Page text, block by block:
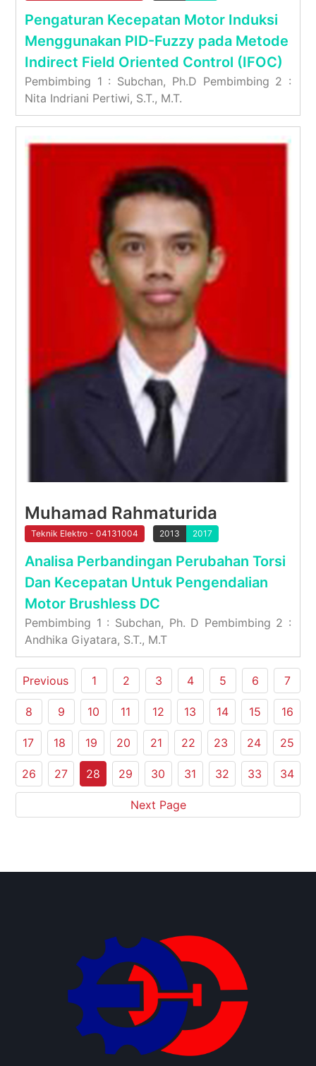
Pengaturan Kecepatan Motor Induksi
Menggunakan PID-Fuzzy pada Metode
Indirect Field Oriented Control (IFOC)
Pembimbing 1 : Subchan, Ph.D Pembimbing 2 :
Nita Indriani Pertiwi, S.T., M.T.
Muhamad Rahmaturida
Teknik Elektro - 04131004 2013 2017
Analisa Perbandingan Perubahan Torsi
Dan Kecepatan Untuk Pengendalian
Motor Brushless DC
Pembimbing 1 : Subchan, Ph. D Pembimbing 2 :
Andhika Giyatara, S.T., M.T
Previous 1 2 3 4 5 6 7
8 9 10 11 12 13 14 15 16
17 18 19 20 21 22 23 24 25
26 27 28 29 30 31 32 33 34
Next Page